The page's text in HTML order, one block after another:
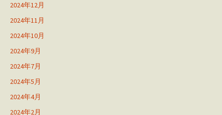
2024年12月
2024年11月
2024年10月
2024年9月
2024年7月
2024年5月
2024年4月
2024年2月